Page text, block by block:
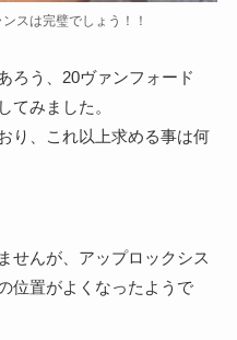
スは完璧でしょう！！
ろう、20ヴァンフォード
てみました。
り、これ以上求める事は何
せんが、アップロックシス
位置がよくなったようで